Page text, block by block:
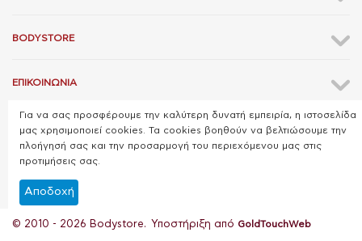
BODYSTORE
ΕΠΙΚΟΙΝΩΝΊΑ
© 2010 - 2026 Bodystore. Υποστήριξη από GoldTouchWeb
Για να σας προσφέρουμε την καλύτερη δυνατή εμπειρία, η ιστοσελίδα
μας χρησιμοποιεί cookies. Τα cookies βοηθούν να βελτιώσουμε την
πλοήγησή σας και την προσαρμογή του περιεχόμενου μας στις
προτιμήσεις σας.
Αποδοχή